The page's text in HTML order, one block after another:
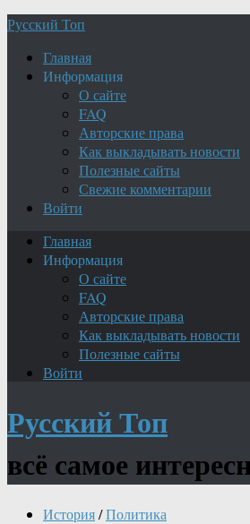
Русский Топ
Главная
Информация
О сайте
FAQ
Авторские права
Как выкладывать новости
Полезные сайты
Свежие комментарии
Войти
Главная
Информация
О сайте
FAQ
Авторские права
Как выкладывать новости
Полезные сайты
Войти
Русский Топ
всё самое
История/Политика